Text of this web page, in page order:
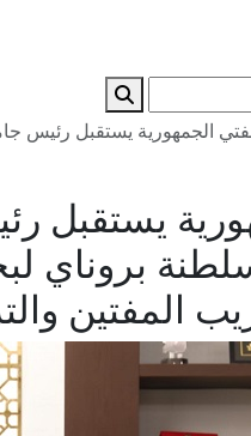
الجمهورية يستقبل رئيس
يستقبل
بروناي
المفتين